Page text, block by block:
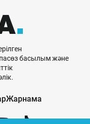
басылым және
Жарнама